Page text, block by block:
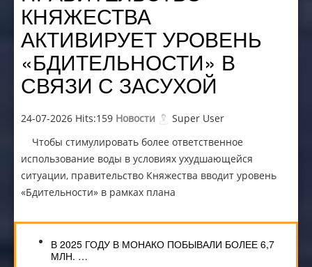
КНЯЖЕСТВА
АКТИВИРУЕТ УРОВЕНЬ
«БДИТЕЛЬНОСТИ» В
СВЯЗИ С ЗАСУХОЙ
24-07-2026 Hits:159 Новости
Super User
Чтобы стимулировать более ответственное
использование воды в условиях ухудшающейся
ситуации, правительство Княжества вводит уровень
«Бдительности» в рамках плана
В 2025 ГОДУ В МОНАКО ПОБЫВАЛИ БОЛЕЕ 6,7
МЛН. …